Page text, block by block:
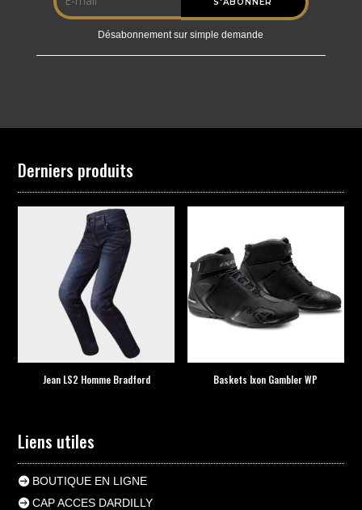
Désabonnement sur simple demande
Derniers produits
Jean LS2 Homme Bradford Baskets Ixon Gambler WP
Liens utiles
BOUTIQUE EN LIGNE
CAP ACCES DARDILLY